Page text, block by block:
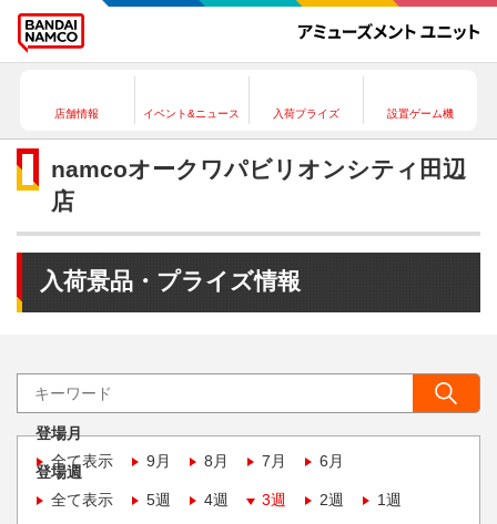
店舗情報 イベント&ニュース 入荷プライズ 設置ゲーム機
namcoオークワパビリオンシティ田辺
店
入荷景品・プライズ情報
登場月
全て表示
9月 8月 7月 6月
登場週
全て表示
5週 4週 3週 2週 1週